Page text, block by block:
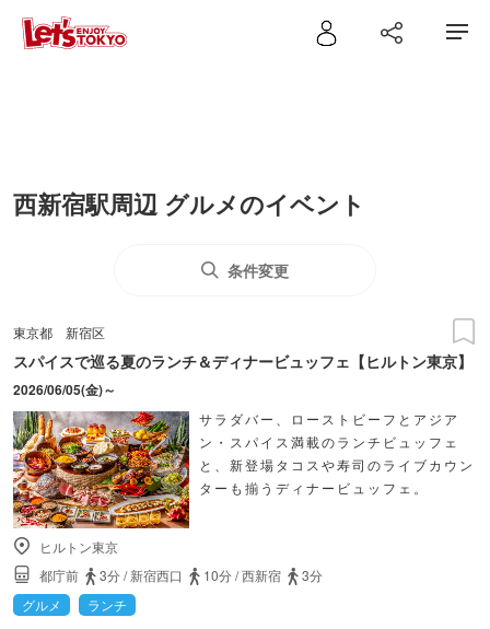
西新宿駅周辺 グルメのイベント
条件変更
東京都 新宿区
スパイスで巡る夏のランチ＆ディナービュッフェ【ヒルトン東京】
2026/06/05(金)～
サラダバー、ローストビーフとアジア
ン・スパイス満載のランチビュッフェ
と、新登場タコスや寿司のライブカウン
ターも揃うディナービュッフェ。
ヒルトン東京
都庁前
3分/新宿西口 10分/西新宿
3分
グルメ
ランチ